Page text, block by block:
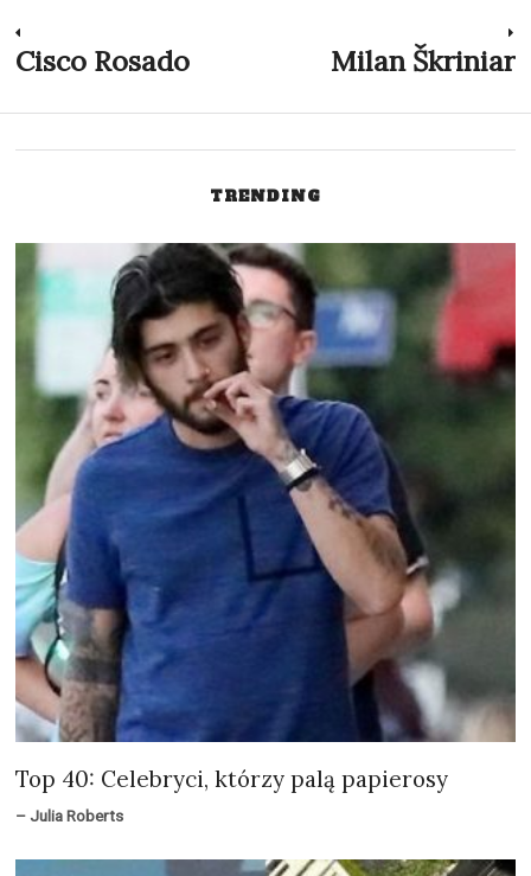
Nawigacja
wpisu
Previous
Cisco Rosado Milan Škriniar
TRENDING
Top 40: Celebryci, którzy palą papierosy
– Julia Roberts